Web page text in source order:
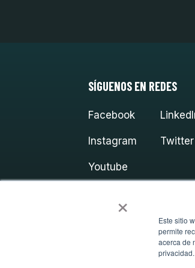
×
Este sitio
permite
acerca de
privacidad.
SÍGUENOS EN REDES
Facebook
Instagram Twitter
Youtube